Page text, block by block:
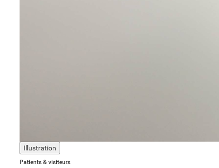
Illustration
Patients & visiteurs